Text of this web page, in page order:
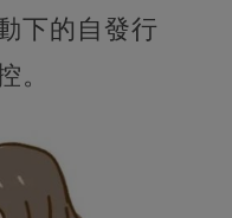
下的自發行
。